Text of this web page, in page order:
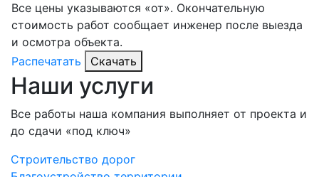
Все цены указываются «от». Окончательную
стоимость работ сообщает инженер после выезда
и осмотра объекта.
Распечатать
Скачать
Наши услуги
Все работы наша компания выполняет от проекта и
до сдачи «под ключ»
Строительство дорог